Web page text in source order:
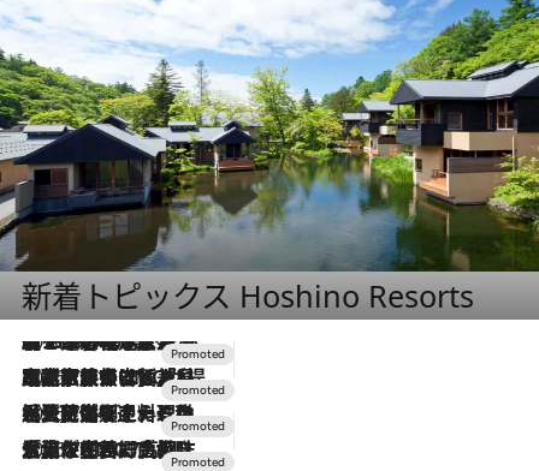
新着トピックス Hoshino Resorts
2026.8.7
【トンボの足水浴】ヒノキの香りに包まれて涼感マックス！約13℃の湧水かけ流しを避暑地「星野温泉 トンボの湯」で体験
2026.7.31
【ホテル帰省】という選択肢をOMOが提案。家族とほどよい距離を保つには「昼は実家、夜は気兼ねなくホテルで！」
2026.7.24
【夏限定ディナーコース】旬を迎える稚鮎や花ズッキーニなどをイタリア・トスカーナの郷土料理の手法で満喫！
2026.7.17
「土佐和ハーブかき氷」がOMO7高知に登場！生姜、山椒、大葉など目にも舌にも涼を呼ぶ郷土の味